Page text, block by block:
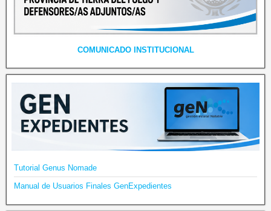
COMUNICADO INSTITUCIONAL
Tutorial Genus Nomade
Manual de Usuarios Finales GenExpedientes